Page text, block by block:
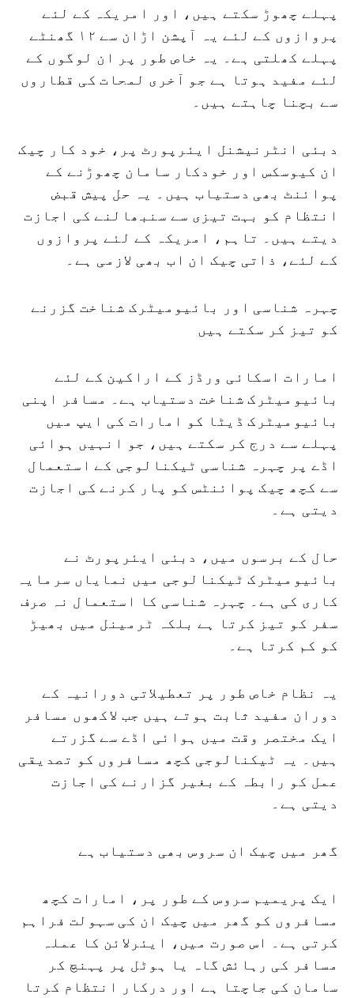
پہلے چھوڑ سکتے ہیں، اور امریکہ کے لئے
پروازوں کے لئے یہ آپشن اڑان سے ۱۲ گھنٹے
پہلے کھلتی ہے۔ یہ خاص طور پر ان لوگوں کے
لئے مفید ہوتا ہے جو آخری لمحات کی قطاروں
سے بچنا چاہتے ہیں۔
دبئی انٹرنیشنل ایئرپورٹ پر، خود کار چیک
ان کیوسکس اور خودکار سامان چھوڑنے کے
پوائنٹ بھی دستیاب ہیں۔ یہ حل پیش قبض
انتظام کو بہت تیزی سے سنبھالنے کی اجازت
دیتے ہیں۔ تاہم، امریکہ کے لئے پروازوں
کے لئے، ذاتی چیک ان اب بھی لازمی ہے۔
چہرہ شناسی اور بائیومیٹرک شناخت گزرنے
کو تیز کر سکتے ہیں
امارات اسکائی ورڈز کے اراکین کے لئے
بائیومیٹرک شناخت دستیاب ہے۔ مسافر اپنی
بائیومیٹرک ڈیٹا کو امارات کی ایپ میں
پہلے سے درج کر سکتے ہیں، جو انہیں ہوائی
اڈے پر چہرہ شناسی ٹیکنالوجی کے استعمال
سے کچھ چیک پوائنٹس کو پار کرنے کی اجازت
دیتی ہے۔
حال کے برسوں میں، دبئی ایئرپورٹ نے
بائیومیٹرک ٹیکنالوجی میں نمایاں سرمایہ
کاری کی ہے۔ چہرہ شناسی کا استعمال نہ صرف
سفر کو تیز کرتا ہے بلکہ ٹرمینل میں بھیڑ
کو کم کرتا ہے۔
یہ نظام خاص طور پر تعطیلاتی دورانیہ کے
دوران مفید ثابت ہوتے ہیں جب لاکھوں مسافر
ایک مختصر وقت میں ہوائی اڈے سے گزرتے
ہیں۔ یہ ٹیکنالوجی کچھ مسافروں کو تصدیقی
عمل کو رابطہ کے بغیر گزارنے کی اجازت
دیتی ہے۔
گھر میں چیک ان سروس بھی دستیاب ہے
ایک پریمیم سروس کے طور پر، امارات کچھ
مسافروں کو گھر میں چیک ان کی سہولت فراہم
کرتی ہے۔ اس صورت میں، ایئرلائن کا عملہ
مسافر کی رہائش گاہ یا ہوٹل پر پہنچ کر
سامان کی جاچتا ہے اور درکار انتظام کرتا